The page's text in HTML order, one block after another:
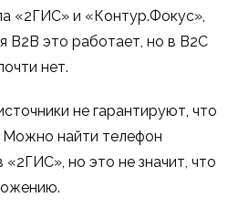
«2ГИС» и «Контур.Фокус»,
B2B это работает, но в B2C
нет.
не гарантируют, что
Можно найти телефон
«2ГИС», но это не значит, что